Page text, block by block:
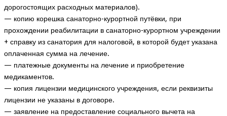
дорогостоящих расходных материалов).
— копию корешка санаторно-курортной путёвки, при
прохождении реабилитации в санаторно-курортном учреждении
+ справку из санатория для налоговой, в которой будет указана
оплаченная сумма на лечение.
— платежные документы на лечение и приобретение
медикаментов.
— копия лицензии медицинского учреждения, если реквизиты
лицензии не указаны в договоре.
— заявление на предоставление социального вычета на